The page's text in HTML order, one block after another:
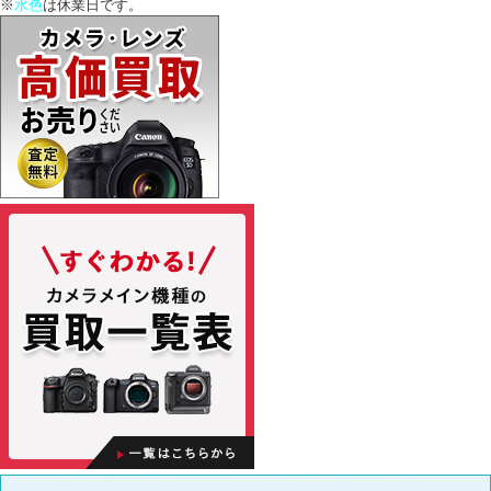
※水色は休業日です。